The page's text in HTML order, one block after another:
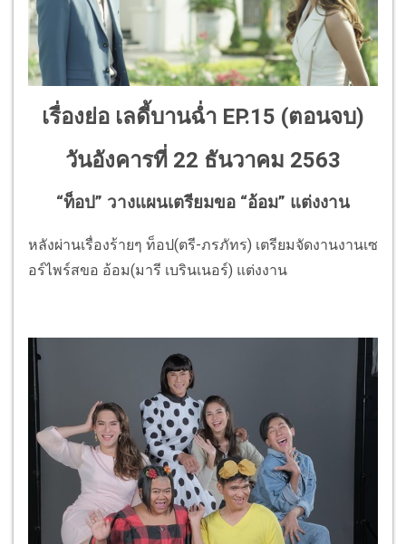
เรื่องย่อ เลดี้บานฉ่ำ EP.15 (ตอนจบ)
วันอังคารที่ 22 ธันวาคม 2563
“ท็อป” วางแผนเตรียมขอ “อ้อม” แต่งงาน
หลังผ่านเรื่องร้ายๆ ท็อป(ตรี-ภรภัทร) เตรียมจัดงานงานเซ
อร์ไพร์สขอ อ้อม(มารี เบรินเนอร์) แต่งงาน